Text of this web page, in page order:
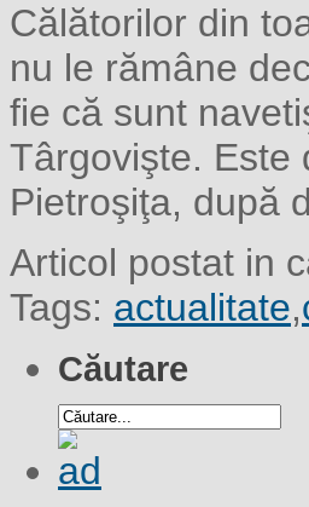
Călătorilor din
nu le rămâne
fie că sunt
Târgovişte. Este
Pietroşiţa, după
Articol postat in
Tags: actualitate,
Căutare